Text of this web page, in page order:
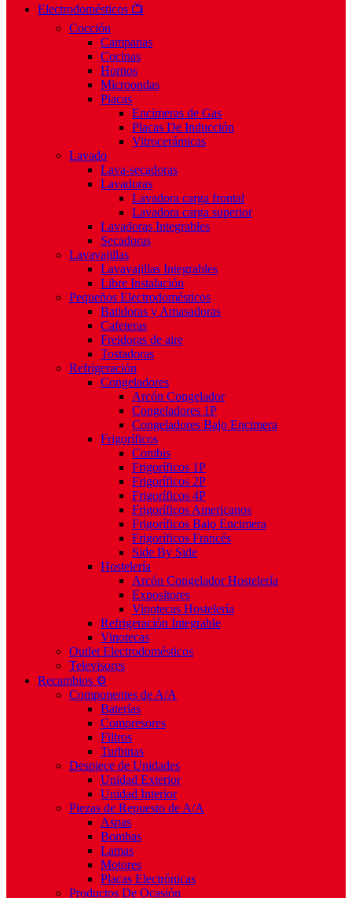
Electrodomésticos 📺
Cocción
Campanas
Cocinas
Hornos
Microondas
Placas
Encimeras de Gas
Placas De Inducción
Vitrocerámicas
Lavado
Lava-secadoras
Lavadoras
Lavadora carga frontal
Lavadora carga superior
Lavadoras Integrables
Secadoras
Lavavajillas
Lavavajillas Integrables
Libre Instalación
Pequeños Electrodomésticos
Batidoras y Amasadoras
Cafeteras
Freidoras de aire
Tostadoras
Refrigeración
Congeladores
Arcón Congelador
Congeladores 1P
Congeladores Bajo Encimera
Frigoríficos
Combis
Frigoríficos 1P
Frigoríficos 2P
Frigoríficos 4P
Frigoríficos Americanos
Frigoríficos Bajo Encimera
Frigoríficos Francés
Side By Side
Hostelería
Arcón Congelador Hostelería
Expositores
Vinotecas Hostelería
Refrigeración Integrable
Vinotecas
Outlet Electrodomésticos
Televisores
Recambios ⚙️
Componentes de A/A
Baterías
Compresores
Filtros
Turbinas
Despiece de Unidades
Unidad Exterior
Unidad Interior
Piezas de Repuesto de A/A
Aspas
Bombas
Lamas
Motores
Placas Electrónicas
Productos De Ocasión